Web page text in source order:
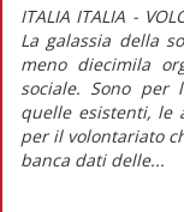
ITALIA ITALIA -
La galassia della
meno diecimila
sociale. Sono
quelle esistenti, le
per il volontariato
banca dati delle...